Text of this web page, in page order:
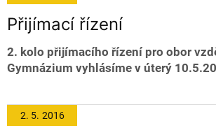
Přijímací řízení
2. kolo přijímacího řízení pro obor
Gymnázium vyhlásíme v úterý
2. 5. 2016